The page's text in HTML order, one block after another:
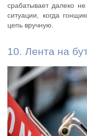
срабатывает далеко
ситуации, когда
цепь вручную.
10. Лента на